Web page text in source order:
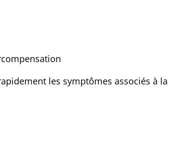
les symptômes associés à la